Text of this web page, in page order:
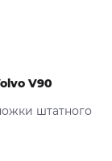
V90
штатного